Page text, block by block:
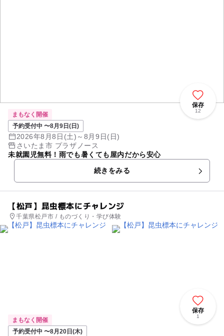
保存
12
まもなく開催
予約受付中 〜8月9日(日)
2026年8月8日(土)～8月9日(日)
さいたま市 プラザノース
未就園児無料！雨でも暑くても屋内だから安心
続きをみる
【松戸】昆虫標本にチャレンジ
千葉県松戸市 / ものづくり・学び体験
保存
1
まもなく開催
予約受付中 〜8月20日(木)